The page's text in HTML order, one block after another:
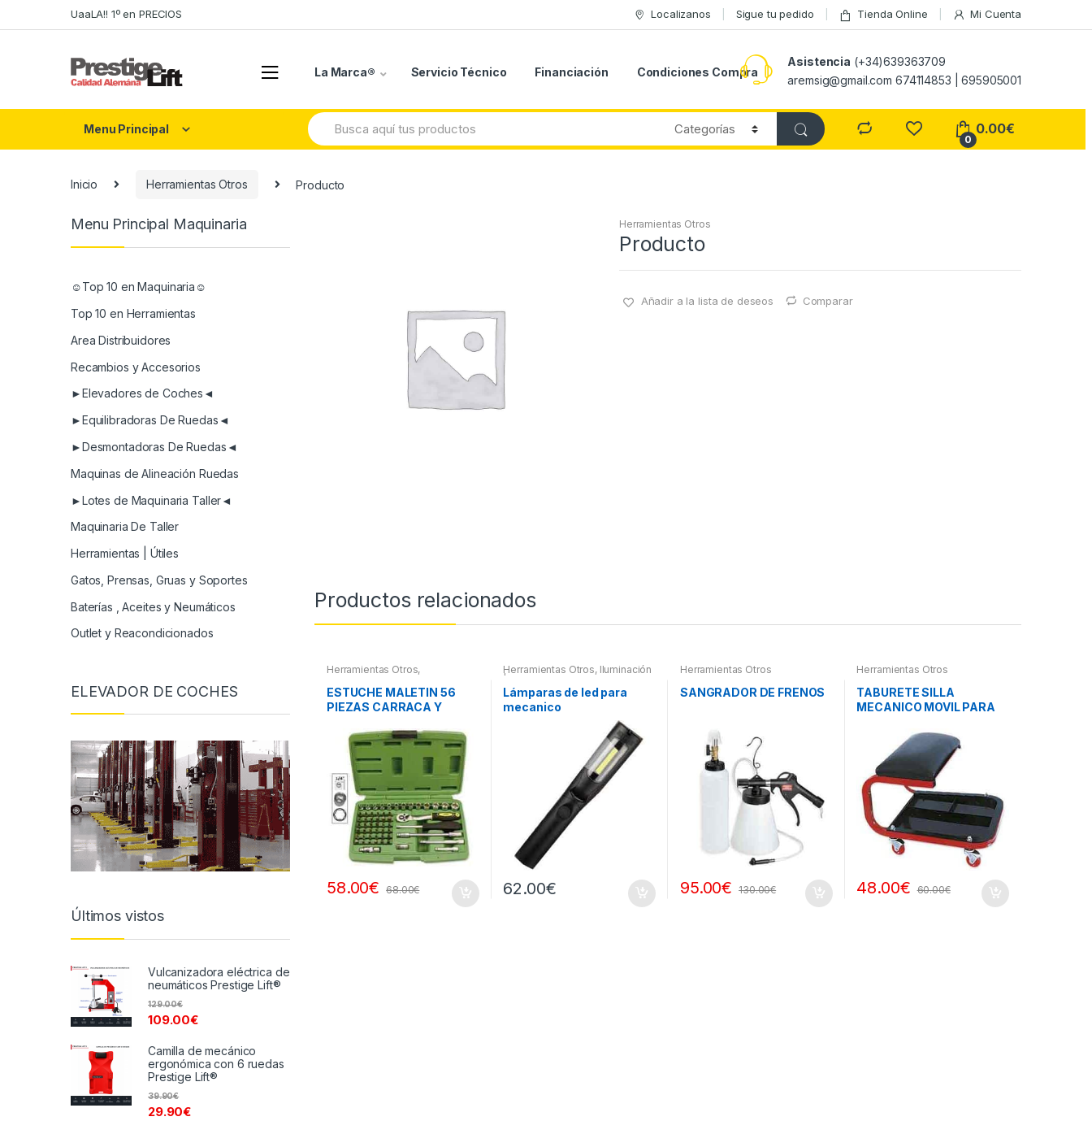
to
to
UaaLA!! 1º en PRECIOS Localizanos Sigue tu pedido Tienda Online Mi Cuenta
La Marca® Servicio Técnico Financiación Condiciones Compra
Asistencia (+34)639363709
aremsig@gmail.com 674114853 | 695905001
Menu Principal
Search
for:
0
0.00€
Inicio Herramientas Otros Producto
Herramientas Otros
Producto
Añadir a la lista de deseos Comparar
Productos relacionados
Herramientas Otros,
Herramientas De Mano,
Maletines Herramientas,
Extractores, Compresímetros,
ESTUCHE MALETIN 56
PIEZAS CARRACA Y
58.00€ 68.00€
Herramientas Otros, Iluminación
| Linternas Led
Lámparas de led para
mecanico
62.00€
Herramientas Otros
SANGRADOR DE FRENOS
95.00€ 130.00€
Herramientas Otros
TABURETE SILLA
MECANICO MOVIL PARA
48.00€ 60.00€
Menu Principal Maquinaria
☺Top 10 en Maquinaria☺
Top 10 en Herramientas
Area Distribuidores
Recambios y Accesorios
►Elevadores de Coches◄
►Equilibradoras De Ruedas◄
►Desmontadoras De Ruedas◄
Maquinas de Alineación Ruedas
►Lotes de Maquinaria Taller◄
Maquinaria De Taller
Herramientas | Útiles
Gatos, Prensas, Gruas y Soportes
Baterías , Aceites y Neumáticos
Outlet y Reacondicionados
ELEVADOR DE COCHES
Últimos vistos
Vulcanizadora eléctrica de
neumáticos Prestige Lift®
109.00€
129.00€
Camilla de mecánico
ergonómica con 6 ruedas
Prestige Lift®
29.90€
39.90€